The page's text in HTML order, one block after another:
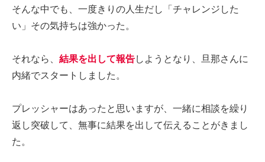
そんな中でも、一度きりの人生だし「チャレンジした
い」その気持ちは強かった。
それなら、 結果を出して報告しようとなり、旦那さんに
内緒でスタートしました。
プレッシャーはあったと思いますが、一緒に相談を繰り
返し突破して、無事に結果を出して伝えることがきまし
た。